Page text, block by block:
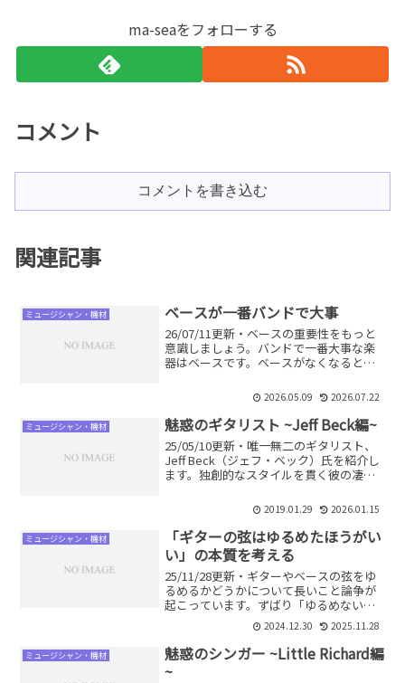
ma-seaをフォローする
コメント
コメントを書き込む
関連記事
ミュージシャン・機材 ベースが一番バンドで大事
26/07/11更新・ベースの重要性をもっと
意識しましょう。バンドで一番大事な楽
器はベースです。ベースがなくなると楽
しっかり聞くにはどうするか？詳しく解
2026.05.09 2026.07.22
ミュージシャン・機材 魅惑のギタリスト ~Jeff Beck編~
25/05/10更新・唯一無二のギタリスト、
Jeff Beck（ジェフ・ベック）氏を紹介し
ます。独創的なスタイルを貫く彼の凄さ
2019.01.29 2026.01.15
ミュージシャン・機材
「ギターの弦はゆるめたほうがい
い」の本質を考える
25/11/28更新・ギターやベースの弦をゆ
るめるかどうかについて長いこと論争が
起こっています。ずばり「ゆるめない」
です。ただし注意が必要です。なぜゆる
めないこと前提なのか。詳しく解説しま
す。多くの人は大事なことが抜け落ちて
います。
2024.12.30 2025.11.28
ミュージシャン・機材
魅惑のシンガー ~Little Richard編
~